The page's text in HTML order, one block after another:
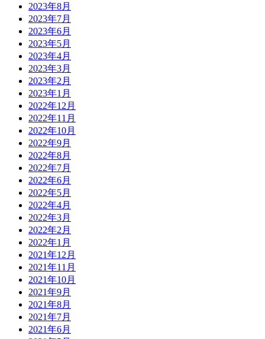
2023年8月
2023年7月
2023年6月
2023年5月
2023年4月
2023年3月
2023年2月
2023年1月
2022年12月
2022年11月
2022年10月
2022年9月
2022年8月
2022年7月
2022年6月
2022年5月
2022年4月
2022年3月
2022年2月
2022年1月
2021年12月
2021年11月
2021年10月
2021年9月
2021年8月
2021年7月
2021年6月